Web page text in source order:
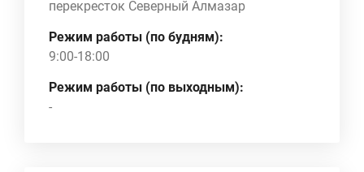
перекресток Северный Алмазар
Режим работы (по будням):
9:00-18:00
Режим работы (по выходным):
-